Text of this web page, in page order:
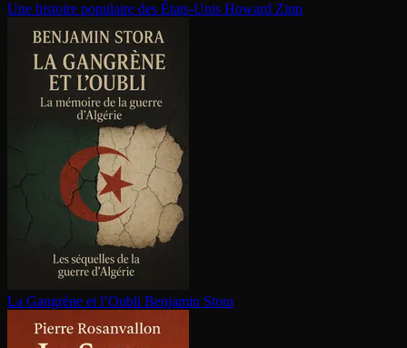
Une histoire populaire des États-Unis Howard Zinn
La Gangrène et l’Oubli Benjamin Stora